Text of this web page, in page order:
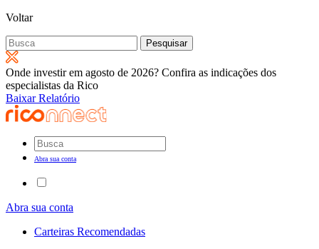
Voltar
Pesquisar
por:
Onde investir em agosto de 2026? Confira as indicações dos
especialistas da Rico
Baixar Relatório
Abra sua conta
Abra sua conta
Carteiras Recomendadas